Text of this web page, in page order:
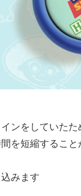
ンをしていた
を短縮すること
みます